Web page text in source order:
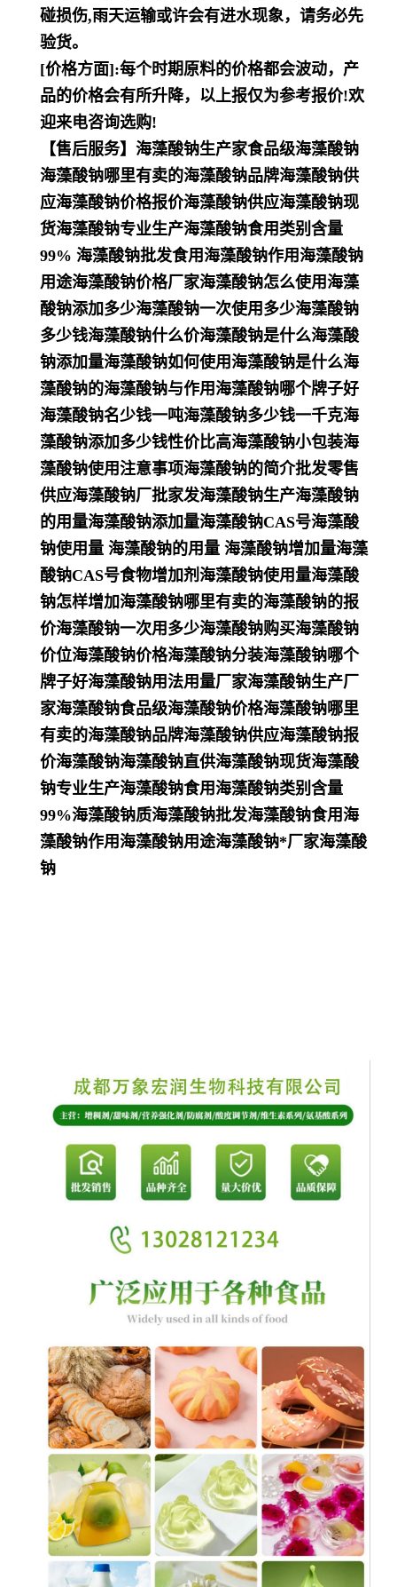
碰损伤,雨天运输或许会有进水现象，请务必先
验货。
[价格方面]:每个时期原料的价格都会波动，产
品的价格会有所升降，以上报仅为参考报价!欢
迎来电咨询选购!
【售后服务】海藻酸钠生产家食品级海藻酸钠
海藻酸钠哪里有卖的海藻酸钠品牌海藻酸钠供
应海藻酸钠价格报价海藻酸钠供应海藻酸钠现
货海藻酸钠专业生产海藻酸钠食用类别含量
99% 海藻酸钠批发食用海藻酸钠作用海藻酸钠
用途海藻酸钠价格厂家海藻酸钠怎么使用海藻
酸钠添加多少海藻酸钠一次使用多少海藻酸钠
多少钱海藻酸钠什么价海藻酸钠是什么海藻酸
钠添加量海藻酸钠如何使用海藻酸钠是什么海
藻酸钠的海藻酸钠与作用海藻酸钠哪个牌子好
海藻酸钠名少钱一吨海藻酸钠多少钱一千克海
藻酸钠添加多少钱性价比高海藻酸钠小包装海
藻酸钠使用注意事项海藻酸钠的简介批发零售
供应海藻酸钠厂批家发海藻酸钠生产海藻酸钠
的用量海藻酸钠添加量海藻酸钠CAS号海藻酸
钠使用量 海藻酸钠的用量 海藻酸钠增加量海藻
酸钠CAS号食物增加剂海藻酸钠使用量海藻酸
钠怎样增加海藻酸钠哪里有卖的海藻酸钠的报
价海藻酸钠一次用多少海藻酸钠购买海藻酸钠
价位海藻酸钠价格海藻酸钠分装海藻酸钠哪个
牌子好海藻酸钠用法用量厂家海藻酸钠生产厂
家海藻酸钠食品级海藻酸钠价格海藻酸钠哪里
有卖的海藻酸钠品牌海藻酸钠供应海藻酸钠报
价海藻酸钠海藻酸钠直供海藻酸钠现货海藻酸
钠专业生产海藻酸钠食用海藻酸钠类别含量
99%海藻酸钠质海藻酸钠批发海藻酸钠食用海
藻酸钠作用海藻酸钠用途海藻酸钠*厂家海藻酸
钠